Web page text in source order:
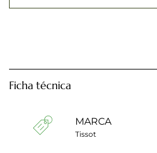
Ficha técnica
MARCA
Tissot